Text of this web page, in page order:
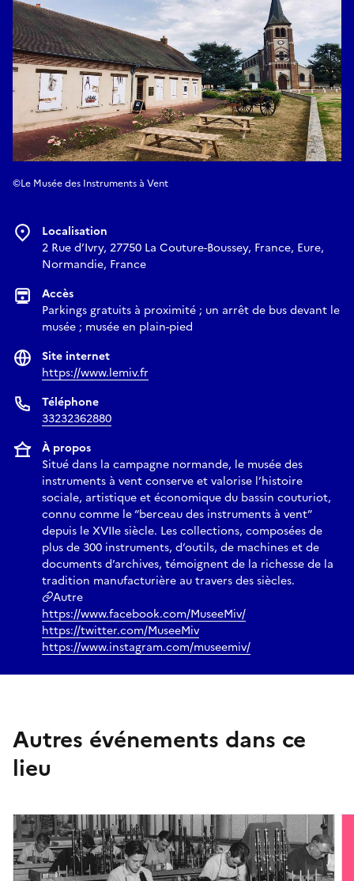
©Le Musée des Instruments à Vent
Localisation
2 Rue d’Ivry, 27750 La Couture-Boussey, France, Eure,
Normandie, France
Accès
Parkings gratuits à proximité ; un arrêt de bus devant le
musée ; musée en plain-pied
Site internet
https://www.lemiv.fr
Téléphone
33232362880
À propos
Situé dans la campagne normande, le musée des
instruments à vent conserve et valorise l’histoire
sociale, artistique et économique du bassin couturiot,
connu comme le “berceau des instruments à vent”
depuis le XVIIe siècle. Les collections, composées de
plus de 300 instruments, d’outils, de machines et de
documents d’archives, témoignent de la richesse de la
tradition manufacturière au travers des siècles.
Autre
https://www.facebook.com/MuseeMiv/
https://twitter.com/MuseeMiv
https://www.instagram.com/museemiv/
Autres événements dans ce
lieu